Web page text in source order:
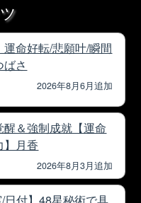
命好転/悲願叶/瞬間
さ
2026年8月6月追加
＆強制成就【運命
】月香
2026年8月3月追加